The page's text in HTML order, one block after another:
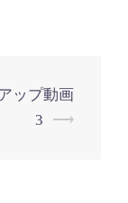
ップ動画
3
⟶